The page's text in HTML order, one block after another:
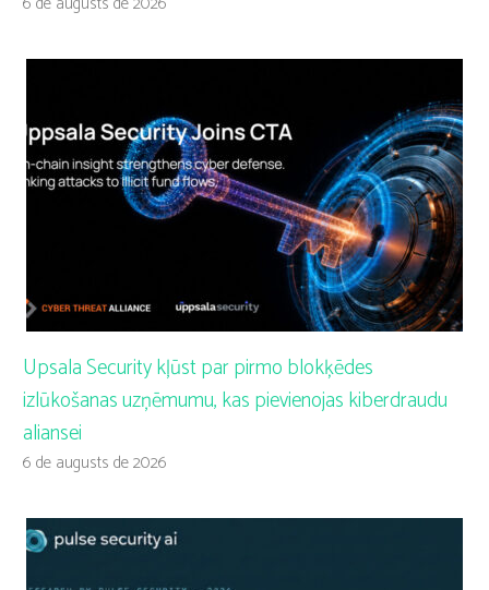
Upsala Security kļūst par pirmo blokķēdes
izlūkošanas uzņēmumu, kas pievienojas kiberdraudu
aliansei
6 de augusts de 2026